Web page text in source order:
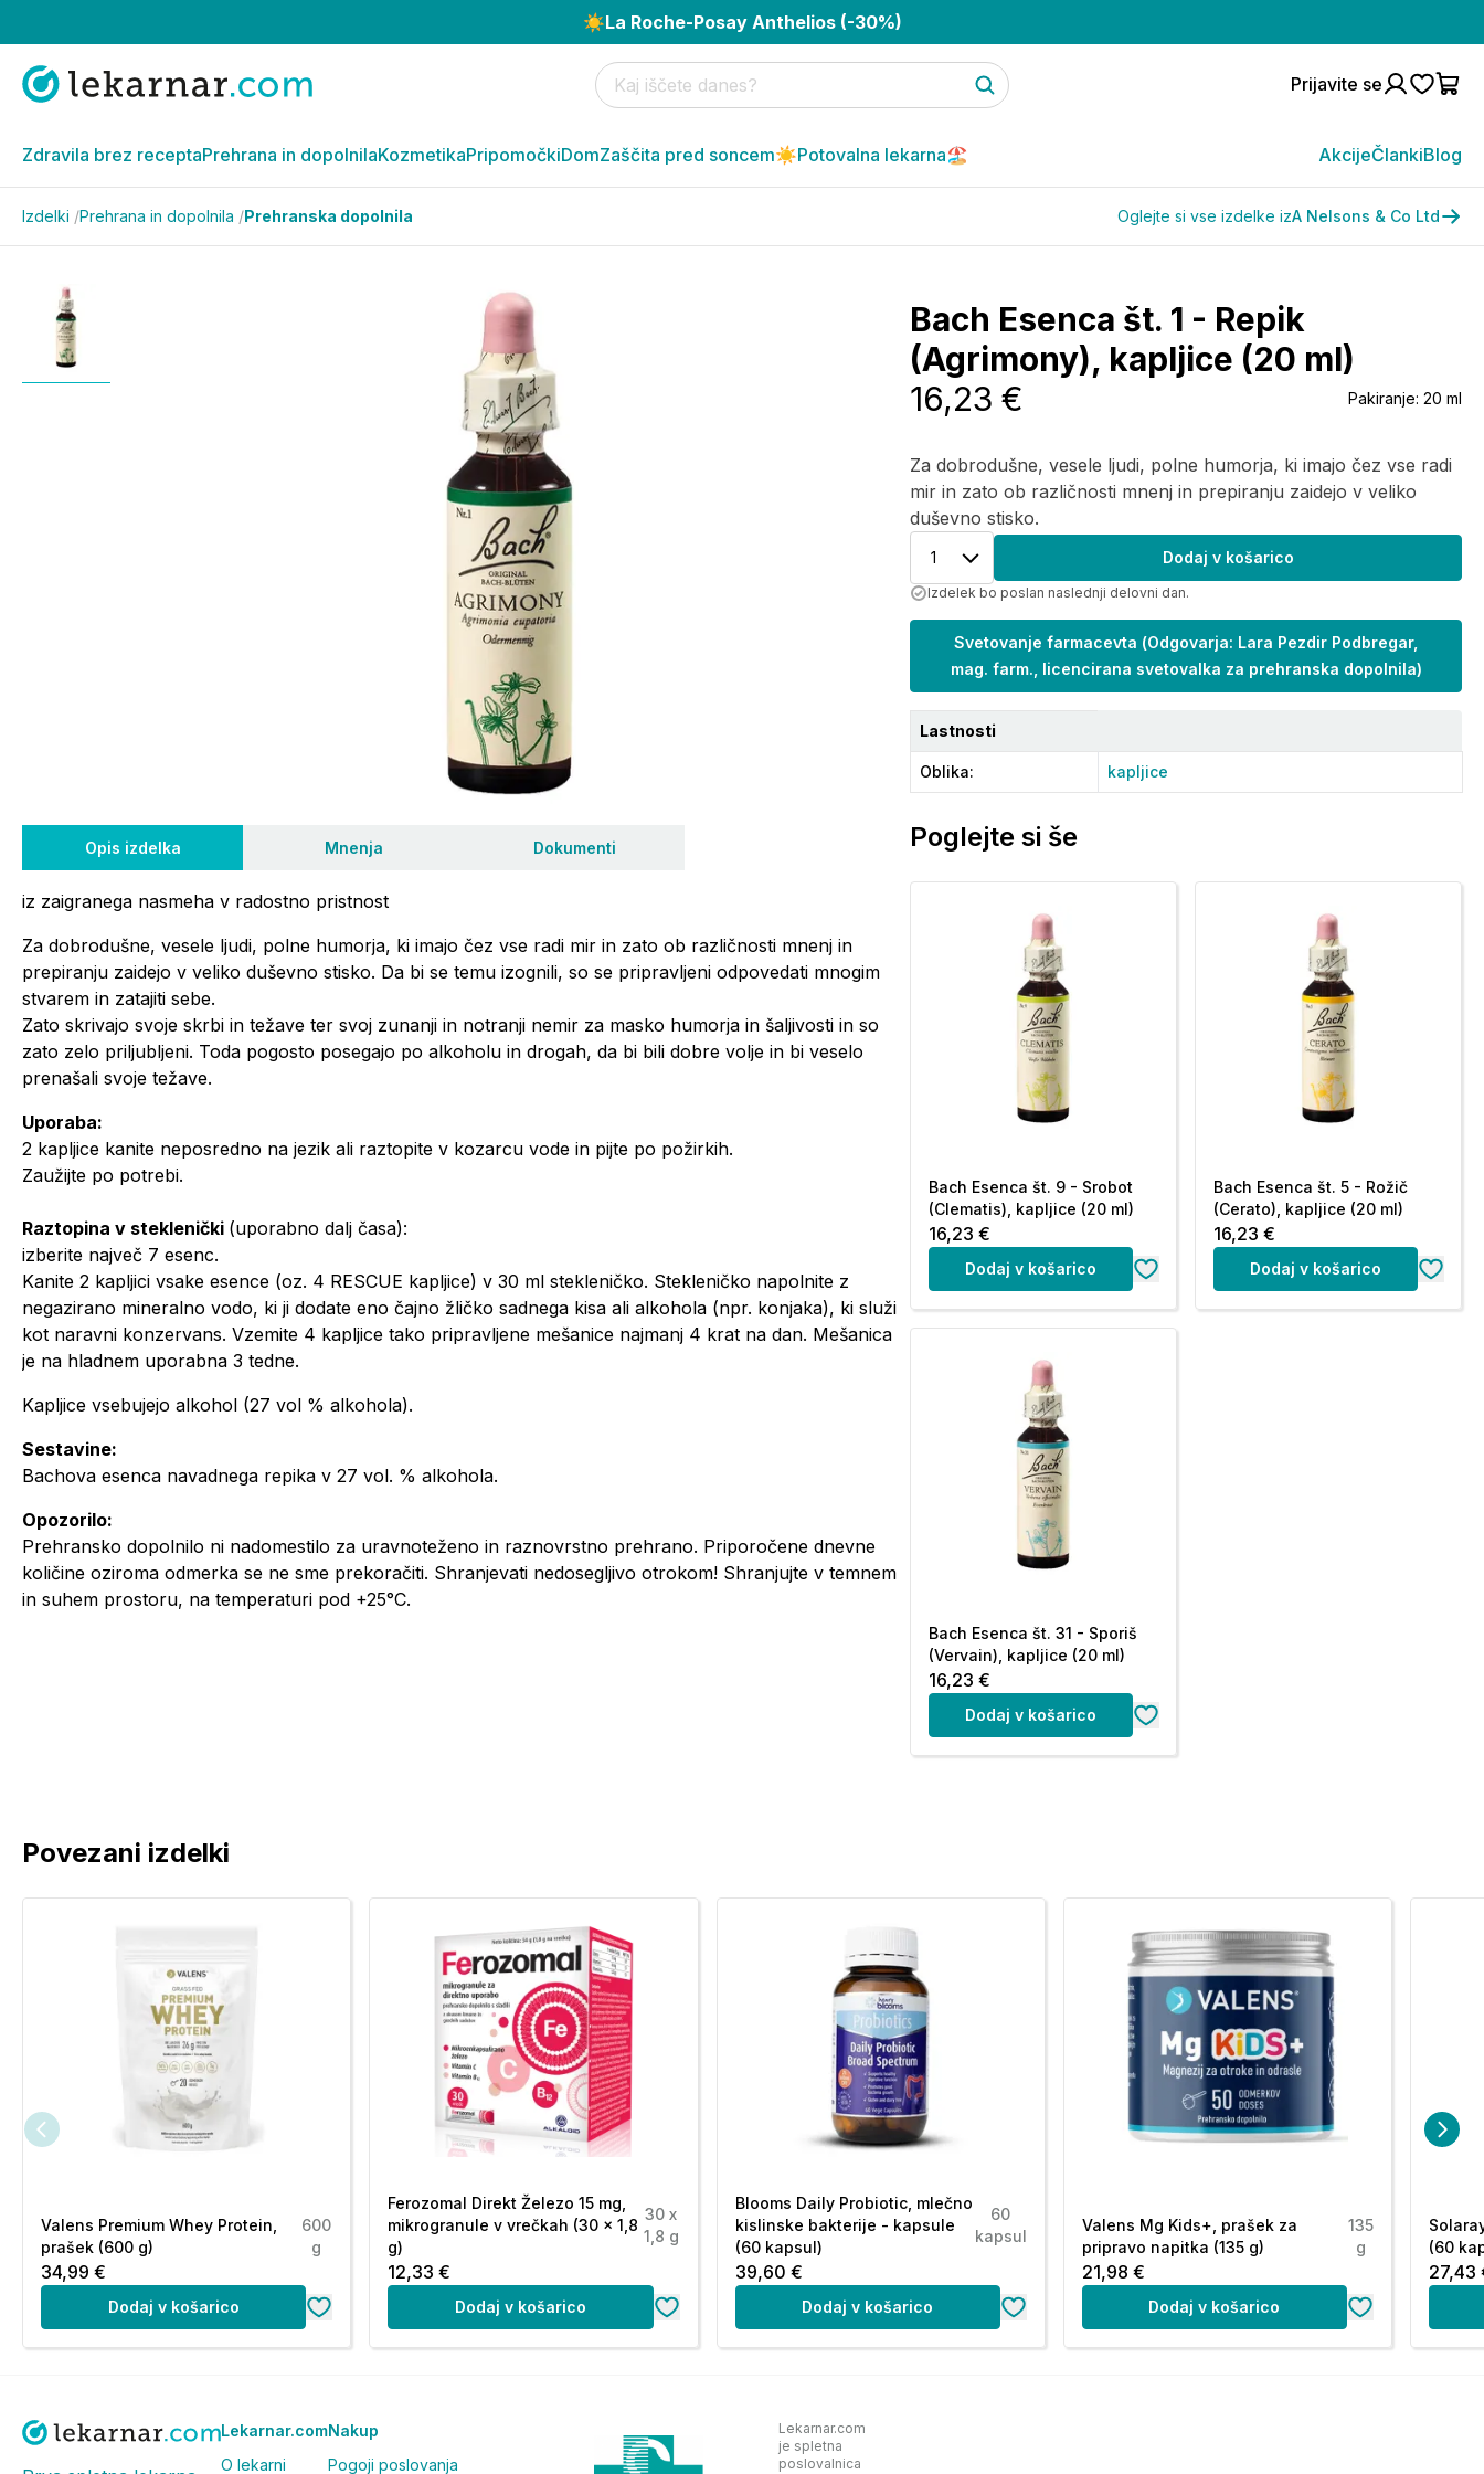
☀️La Roche-Posay Anthelios (-30%)
Prijavite se
Zdravila brez receptaPrehrana in dopolnilaKozmetikaPripomočkiDomZaščita pred soncem☀️Potovalna lekarna🏖️ AkcijeČlankiBlog
Izdelki /Prehrana in dopolnila /Prehranska dopolnila Oglejte si vse izdelke izA Nelsons & Co Ltd
Opis izdelka Mnenja Dokumenti
iz zaigranega nasmeha v radostno pristnost
Za dobrodušne, vesele ljudi, polne humorja, ki imajo čez vse radi mir in zato ob različnosti mnenj in
prepiranju zaidejo v veliko duševno stisko. Da bi se temu izognili, so se pripravljeni odpovedati mnogim
stvarem in zatajiti sebe.
Zato skrivajo svoje skrbi in težave ter svoj zunanji in notranji nemir za masko humorja in šaljivosti in so
zato zelo priljubljeni. Toda pogosto posegajo po alkoholu in drogah, da bi bili dobre volje in bi veselo
prenašali svoje težave.
Uporaba:
2 kapljice kanite neposredno na jezik ali raztopite v kozarcu vode in pijte po požirkih.
Zaužijte po potrebi.
Raztopina v steklenički (uporabno dalj časa):
izberite največ 7 esenc.
Kanite 2 kapljici vsake esence (oz. 4 RESCUE kapljice) v 30 ml stekleničko. Stekleničko napolnite z
negazirano mineralno vodo, ki ji dodate eno čajno žličko sadnega kisa ali alkohola (npr. konjaka), ki služi
kot naravni konzervans. Vzemite 4 kapljice tako pripravljene mešanice najmanj 4 krat na dan. Mešanica
je na hladnem uporabna 3 tedne.
Kapljice vsebujejo alkohol (27 vol % alkohola).
Sestavine:
Bachova esenca navadnega repika v 27 vol. % alkohola.
Opozorilo:
Prehransko dopolnilo ni nadomestilo za uravnoteženo in raznovrstno prehrano. Priporočene dnevne
količine oziroma odmerka se ne sme prekoračiti. Shranjevati nedosegljivo otrokom! Shranjujte v temnem
in suhem prostoru, na temperaturi pod +25°C.
Bach Esenca št. 1 - Repik
(Agrimony), kapljice (20 ml)
Za dobrodušne, vesele ljudi, polne humorja, ki imajo čez vse radi
mir in zato ob različnosti mnenj in prepiranju zaidejo v veliko
duševno stisko.
16,23 € Pakiranje: 20 ml
1 Dodaj v košarico
Izdelek bo poslan naslednji delovni dan.
Svetovanje farmacevta (Odgovarja: Lara Pezdir Podbregar,
mag. farm., licencirana svetovalka za prehranska dopolnila)
Lastnosti
Oblika: kapljice
Poglejte si še
Bach Esenca št. 9 - Srobot
(Clematis), kapljice (20 ml)
16,23 €
Dodaj v košarico
Bach Esenca št. 5 - Rožič
(Cerato), kapljice (20 ml)
16,23 €
Dodaj v košarico
Bach Esenca št. 31 - Sporiš
(Vervain), kapljice (20 ml)
16,23 €
Dodaj v košarico
Povezani izdelki
Valens Premium Whey Protein,
prašek (600 g)
600
g
34,99 €
Dodaj v košarico
Ferozomal Direkt Železo 15 mg,
mikrogranule v vrečkah (30 x 1,8
g)
30 x
1,8 g
12,33 €
Dodaj v košarico
Blooms Daily Probiotic, mlečno
kislinske bakterije - kapsule
(60 kapsul)
60
kapsul
39,60 €
Dodaj v košarico
Valens Mg Kids+, prašek za
pripravo napitka (135 g)
135
g
21,98 €
Dodaj v košarico
(60
27,43
Lekarnar.com
O lekarni
Nakup
Pogoji poslovanja
Lekarnar.com
je spletna
poslovalnica